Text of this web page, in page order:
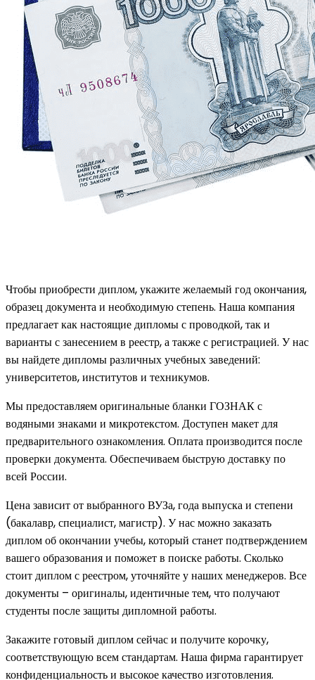
Чтобы приобрести диплом, укажите желаемый год окончания,
образец документа и необходимую степень. Наша компания
предлагает как настоящие дипломы с проводкой, так и
варианты с занесением в реестр, а также с регистрацией. У нас
вы найдете дипломы различных учебных заведений:
университетов, институтов и техникумов.
Мы предоставляем оригинальные бланки ГОЗНАК с
водяными знаками и микротекстом. Доступен макет для
предварительного ознакомления. Оплата производится после
проверки документа. Обеспечиваем быструю доставку по
всей России.
Цена зависит от выбранного ВУЗа, года выпуска и степени
(бакалавр, специалист, магистр). У нас можно заказать
диплом об окончании учебы, который станет подтверждением
вашего образования и поможет в поиске работы. Сколько
стоит диплом с реестром, уточняйте у наших менеджеров. Все
документы – оригиналы, идентичные тем, что получают
студенты после защиты дипломной работы.
Закажите готовый диплом сейчас и получите корочку,
соответствующую всем стандартам. Наша фирма гарантирует
конфиденциальность и высокое качество изготовления.